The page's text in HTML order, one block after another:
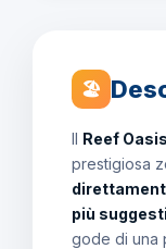
🏖
Il Reef
prestigiosa
più
gode di una